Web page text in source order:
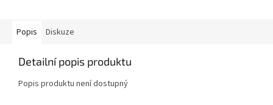
Popis Diskuze
Detailní popis produktu
Popis produktu není dostupný